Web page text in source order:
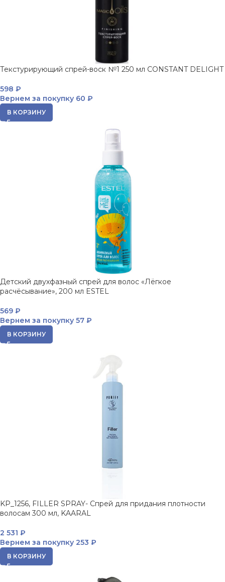
Текстурирующий спрей-воск №1 250 мл CONSTANT DELIGHT
598 ₽
Вернем за покупку 60 ₽
В КОРЗИНУ
Детский двухфазный спрей для волос «Лёгкое
расчёсывание», 200 мл ESTEL
569 ₽
Вернем за покупку 57 ₽
В КОРЗИНУ
KP_1256, FILLER SPRAY- Спрей для придания плотности
волосам 300 мл, KAARAL
2 531 ₽
Вернем за покупку 253 ₽
В КОРЗИНУ